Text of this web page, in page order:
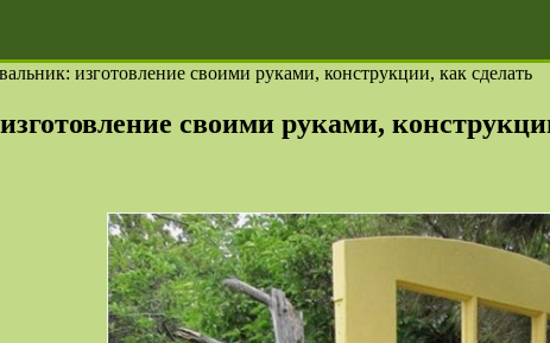
изготовление своими руками, конструкции, как сделать
своими руками,